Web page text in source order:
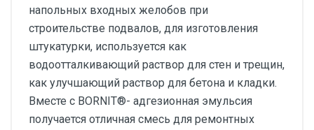
напольных входных желобов при
строительстве подвалов, для изготовления
штукатурки, используется как
водоотталкивающий раствор для стен и трещин,
как улучшающий раствор для бетона и кладки.
Вместе с BORNIT®- адгезионная эмульсия
получается отличная смесь для ремонтных